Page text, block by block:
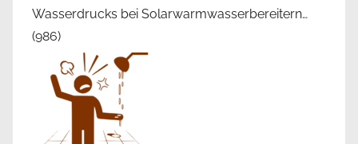
Wasserdrucks bei Solarwarmwasserbereitern…
(986)